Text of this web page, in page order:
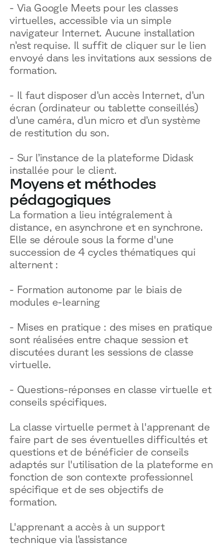
- Via Google Meets pour les classes
virtuelles, accessible via un simple
navigateur Internet. Aucune installation
n’est requise. Il suffit de cliquer sur le lien
envoyé dans les invitations aux sessions de
formation.
- Il faut disposer d’un accès Internet, d’un
écran (ordinateur ou tablette conseillés)
d’une caméra, d’un micro et d’un système
de restitution du son.
- Sur l’instance de la plateforme Didask
installée pour le client.
Moyens et méthodes
pédagogiques
La formation a lieu intégralement à
distance, en asynchrone et en synchrone.
Elle se déroule sous la forme d'une
succession de 4 cycles thématiques qui
alternent :
- Formation autonome par le biais de
modules e-learning
- Mises en pratique : des mises en pratique
sont réalisées entre chaque session et
discutées durant les sessions de classe
virtuelle.
- Questions-réponses en classe virtuelle et
conseils spécifiques.
La classe virtuelle permet à l'apprenant de
faire part de ses éventuelles difficultés et
questions et de bénéficier de conseils
adaptés sur l'utilisation de la plateforme en
fonction de son contexte professionnel
spécifique et de ses objectifs de
formation.
L'apprenant a accès à un support
technique via l’assistance